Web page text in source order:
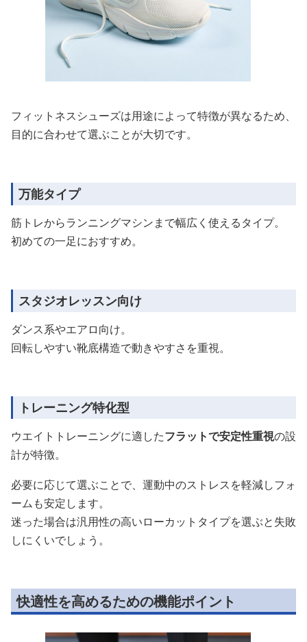
フィットネスシューズは用途によって特徴が異なるため、
目的に合わせて選ぶことが大切です。
万能タイプ
筋トレからランニングマシンまで幅広く使えるタイプ。
初めての一足におすすめ。
スタジオレッスン向け
ダンス系やエアロ向け。
回転しやすい靴底構造で動きやすさを重視。
トレーニング特化型
ウエイトトレーニングに適したフラットで安定性重視の設
計が特徴。
必要に応じて選ぶことで、運動中のストレスを軽減しフォ
ームも安定します。
迷った場合は汎用性の高いローカットタイプを選ぶと失敗
しにくいでしょう。
快適性を高めるための機能ポイント